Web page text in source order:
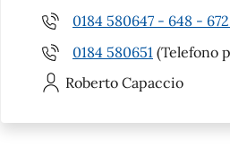
0184 580647 - 648 -
0184 580651 (Telefono
Roberto Capaccio